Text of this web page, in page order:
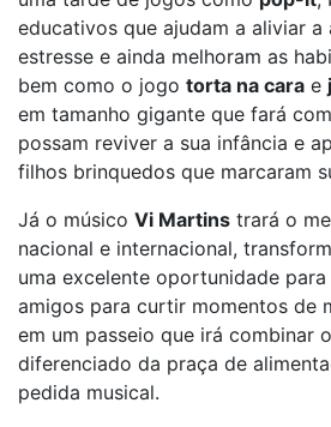
educativos que ajudam a aliviar a
estresse e ainda melhoram as
bem como o jogo torta na cara e
em tamanho gigante que fará
possam reviver a sua infância e
filhos brinquedos que marcaram
Já o músico Vi Martins trará o
nacional e internacional,
uma excelente oportunidade
amigos para curtir momentos de
em um passeio que irá combinar
diferenciado da praça de
pedida musical.